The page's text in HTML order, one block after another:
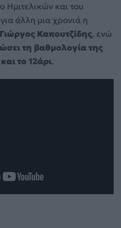
Ημιτελικών και του
άλλη μια χρονιά η
Γιώργος Καπουτζίδης, ενώ
τη βαθμολογία της
το 12άρι.